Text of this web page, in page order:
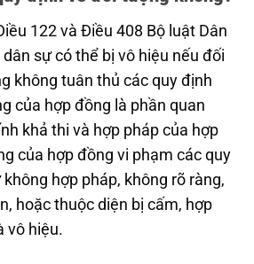
122 và Điều 408 Bộ luật Dân
sự có thể bị vô hiệu nếu đối
không tuân thủ các quy định
của hợp đồng là phần quan
khả thi và hợp pháp của hợp
của hợp đồng vi phạm các quy
hợp pháp, không rõ ràng,
hoặc thuộc diện bị cấm, hợp
vô hiệu.